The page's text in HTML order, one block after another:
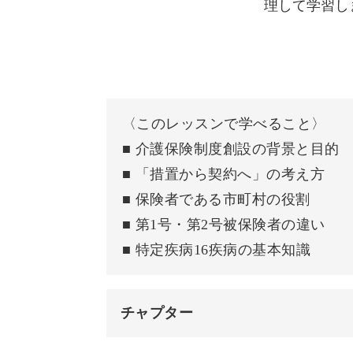
学習スケジュールの立て方、分野ご
仕事や家事をしながらの資格勉強も
す。
おわりに
理して学習し
〈このレッスンで学べること〉
■ 介護保険制度創設の背景と目的
■ 「措置から契約へ」の考え方
■ 保険者である市町村の役割
■ 第1号・第2号被保険者の違い
■ 特定疾病16疾病の基本知識
チャプター